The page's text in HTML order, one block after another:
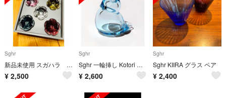
Sghr
新品未使用 スガハラ 花 箸置き
¥ 2,500
Sghr
Sghr 一輪挿し Kotori ことり スガハラ工芸ガラス
¥ 2,600
Sghr
Sghr KIIRA グラス ペア
¥ 2,400